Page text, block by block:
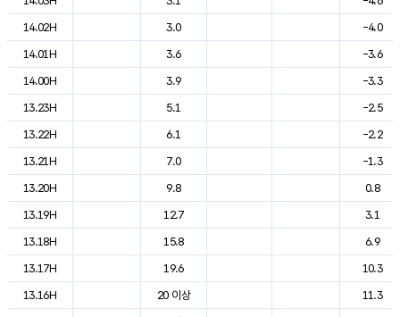
14.02H
3.0
-4.0
14.01H
3.6
-3.6
14.00H
3.9
-3.3
13.23H
5.1
-2.5
13.22H
6.1
-2.2
13.21H
7.0
-1.3
13.20H
9.8
0.8
13.19H
12.7
3.1
13.18H
15.8
6.9
13.17H
19.6
10.3
13.16H
20 이상
11.3